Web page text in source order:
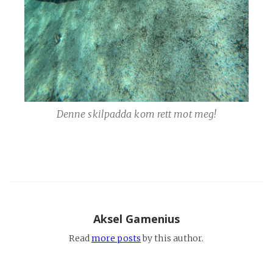
Denne skilpadda kom rett mot meg!
Aksel Gamenius
Readmore postsby this author.